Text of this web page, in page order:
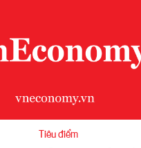
Tiêu điểm